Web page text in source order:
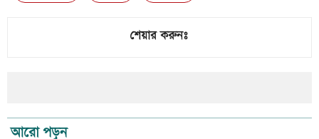
শেয়ার করুনঃ
আরো পড়ুন